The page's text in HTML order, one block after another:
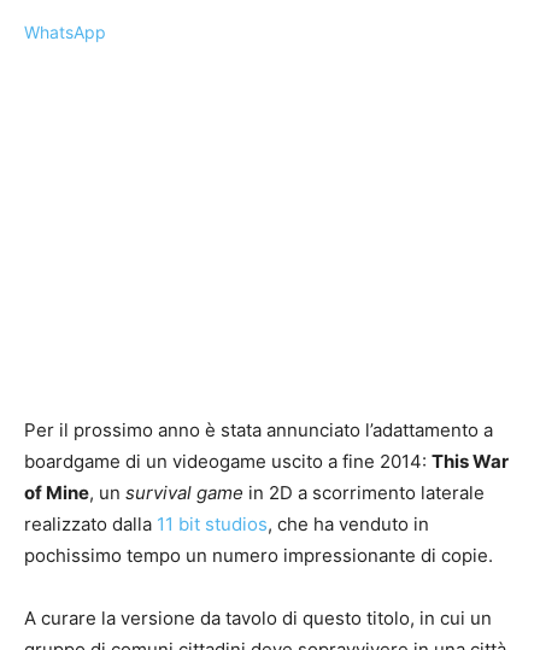
WhatsApp
Per il prossimo anno è stata annunciato l’adattamento a
boardgame di un videogame uscito a fine 2014: This War
of Mine, un survival game in 2D a scorrimento laterale
realizzato dalla 11 bit studios, che ha venduto in
pochissimo tempo un numero impressionante di copie.
A curare la versione da tavolo di questo titolo, in cui un